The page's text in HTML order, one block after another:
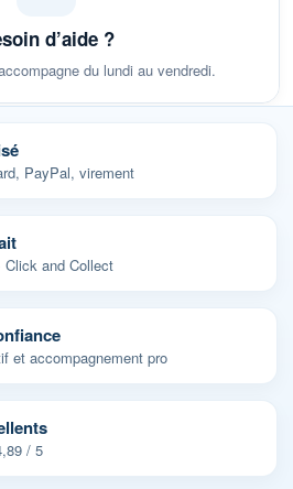
d’aide ?
du lundi au vendredi.
PayPal, virement
Click and Collect
et accompagnement pro
/ 5